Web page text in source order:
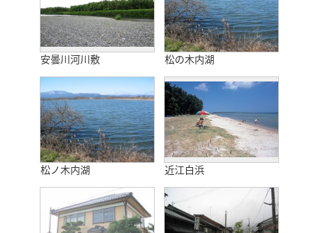
安曇川河川敷 松の木内湖
松ノ木内湖 近江白浜